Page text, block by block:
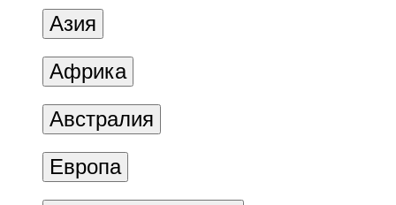
Азия
Африка
Австралия
Европа